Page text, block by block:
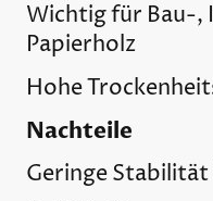
Wichtig für Bau-,
Papierholz
Hohe
Nachteile
Geringe